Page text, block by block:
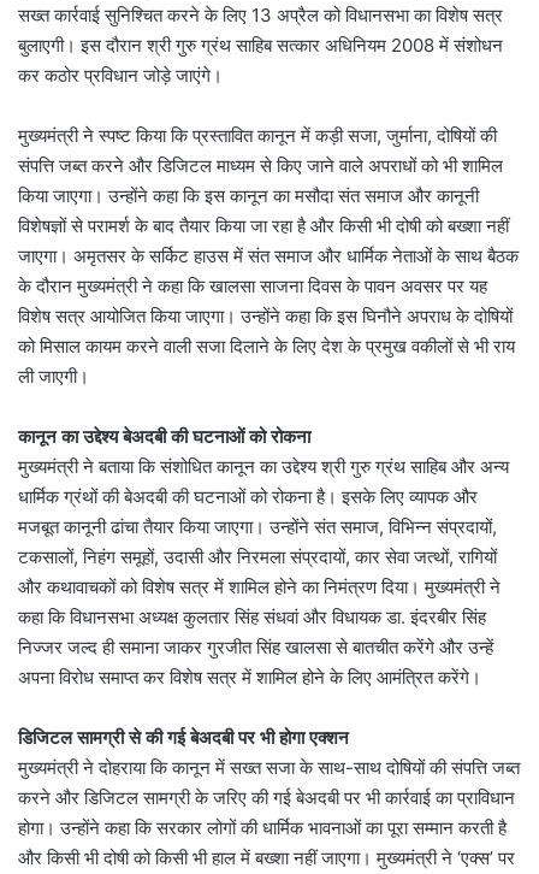
सख्त कार्रवाई सुनिश्चित करने के लिए 13 अप्रैल को विधानसभा का विशेष सत्र
बुलाएगी। इस दौरान श्री गुरु ग्रंथ साहिब सत्कार अधिनियम 2008 में संशोधन
कर कठोर प्रविधान जोड़े जाएंगे।
मुख्यमंत्री ने स्पष्ट किया कि प्रस्तावित कानून में कड़ी सजा, जुर्माना, दोषियों की
संपत्ति जब्त करने और डिजिटल माध्यम से किए जाने वाले अपराधों को भी शामिल
किया जाएगा। उन्होंने कहा कि इस कानून का मसौदा संत समाज और कानूनी
विशेषज्ञों से परामर्श के बाद तैयार किया जा रहा है और किसी भी दोषी को बख्शा नहीं
जाएगा। अमृतसर के सर्किट हाउस में संत समाज और धार्मिक नेताओं के साथ बैठक
के दौरान मुख्यमंत्री ने कहा कि खालसा साजना दिवस के पावन अवसर पर यह
विशेष सत्र आयोजित किया जाएगा। उन्होंने कहा कि इस घिनौने अपराध के दोषियों
को मिसाल कायम करने वाली सजा दिलाने के लिए देश के प्रमुख वकीलों से भी राय
ली जाएगी।
कानून का उद्देश्य बेअदबी की घटनाओं को रोकना
मुख्यमंत्री ने बताया कि संशोधित कानून का उद्देश्य श्री गुरु ग्रंथ साहिब और अन्य
धार्मिक ग्रंथों की बेअदबी की घटनाओं को रोकना है। इसके लिए व्यापक और
मजबूत कानूनी ढांचा तैयार किया जाएगा। उन्होंने संत समाज, विभिन्न संप्रदायों,
टकसालों, निहंग समूहों, उदासी और निरमला संप्रदायों, कार सेवा जत्थों, रागियों
और कथावाचकों को विशेष सत्र में शामिल होने का निमंत्रण दिया। मुख्यमंत्री ने
कहा कि विधानसभा अध्यक्ष कुलतार सिंह संधवां और विधायक डा. इंदरबीर सिंह
निज्जर जल्द ही समाना जाकर गुरजीत सिंह खालसा से बातचीत करेंगे और उन्हें
अपना विरोध समाप्त कर विशेष सत्र में शामिल होने के लिए आमंत्रित करेंगे।
डिजिटल सामग्री से की गई बेअदबी पर भी होगा एक्शन
मुख्यमंत्री ने दोहराया कि कानून में सख्त सजा के साथ-साथ दोषियों की संपत्ति जब्त
करने और डिजिटल सामग्री के जरिए की गई बेअदबी पर भी कार्रवाई का प्राविधान
होगा। उन्होंने कहा कि सरकार लोगों की धार्मिक भावनाओं का पूरा सम्मान करती है
और किसी भी दोषी को किसी भी हाल में बख्शा नहीं जाएगा। मुख्यमंत्री ने ‘एक्स’ पर